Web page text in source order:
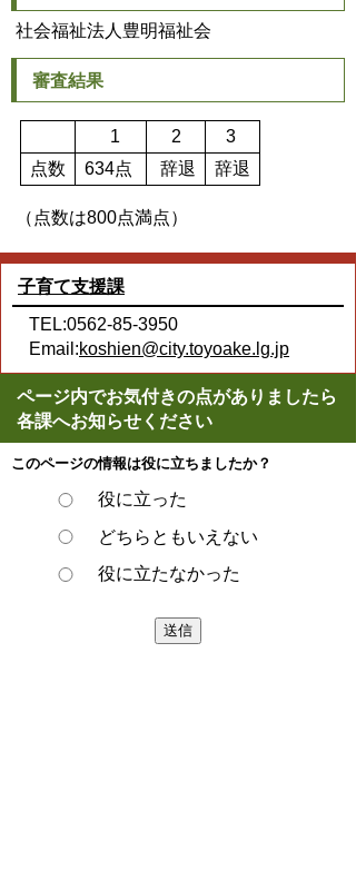
社会福祉法人豊明福祉会
審査結果
1 2
3
点数
634点 辞退 辞退
（点数は800点満点）
子育て支援課
TEL:0562-85-3950
Email:koshien@city.toyoake.lg.jp
ページ内でお気付きの点がありましたら
各課へお知らせください
このページの情報は役に立ちましたか？
役に立った
どちらともいえない
役に立たなかった